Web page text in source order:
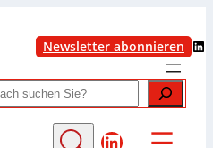
Newsletter abonnieren LinkedIn
LinkedIn